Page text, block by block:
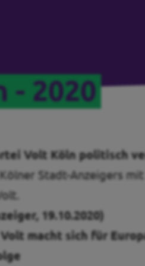
- 2020
Volt Köln politisch
Stadt-Anzeigers
19.10.2020)
macht sich für